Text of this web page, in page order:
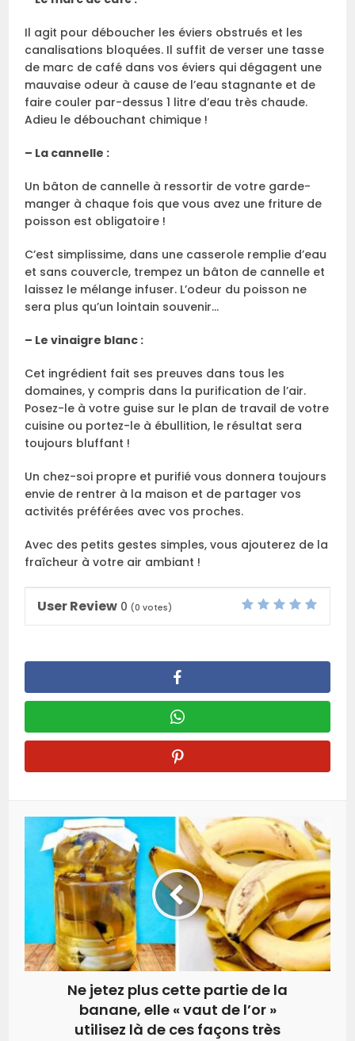
Il agit pour déboucher les éviers obstrués et les
canalisations bloquées. Il suffit de verser une tasse
de marc de café dans vos éviers qui dégagent une
mauvaise odeur à cause de l’eau stagnante et de
faire couler par-dessus 1 litre d’eau très chaude.
Adieu le débouchant chimique !
– La cannelle :
Un bâton de cannelle à ressortir de votre garde-
manger à chaque fois que vous avez une friture de
poisson est obligatoire !
C’est simplissime, dans une casserole remplie d’eau
et sans couvercle, trempez un bâton de cannelle et
laissez le mélange infuser. L’odeur du poisson ne
sera plus qu’un lointain souvenir…
– Le vinaigre blanc :
Cet ingrédient fait ses preuves dans tous les
domaines, y compris dans la purification de l’air.
Posez-le à votre guise sur le plan de travail de votre
cuisine ou portez-le à ébullition, le résultat sera
toujours bluffant !
Un chez-soi propre et purifié vous donnera toujours
envie de rentrer à la maison et de partager vos
activités préférées avec vos proches.
Avec des petits gestes simples, vous ajouterez de la
fraîcheur à votre air ambiant !
User Review 0 (0 votes)
Ne jetez plus cette partie de la
banane, elle « vaut de l’or »
utilisez là de ces façons très